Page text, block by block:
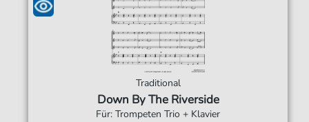
Traditional
Down By The Riverside
Für: Trompeten Trio + Klavier